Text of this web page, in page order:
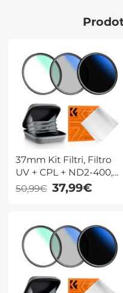
37mm Kit Filtri, Filtro
UV + CPL + ND2-400,
Filtro di Protezione
MCUV + Polarizzatore +
400 con Custodia per
Filtro - Serie Nano-
Klear
50,99€ 37,99€